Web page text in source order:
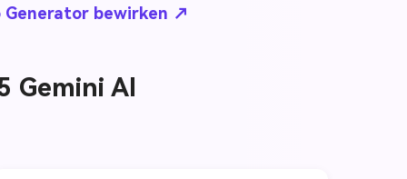
Generator bewirken ↗
Gemini AI